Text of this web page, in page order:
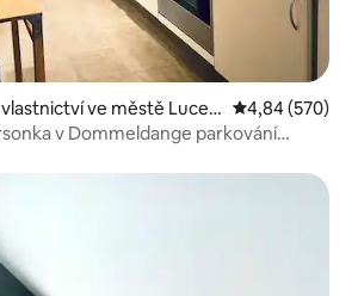
ve městě Luce
Průměrné
4,84 (570)
v Dommeldange parkování